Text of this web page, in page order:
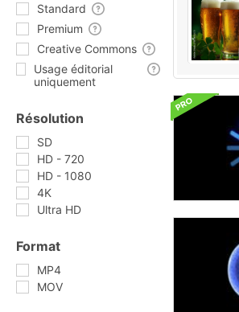
Standard
Premium
Creative Commons
Usage éditorial
uniquement
Résolution
SD
HD - 720
HD - 1080
4K
Ultra HD
Format
MP4
MOV